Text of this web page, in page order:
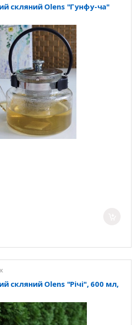
скляний Olens "Гунфу-ча"
скляний Olens "Річі", 600 мл,